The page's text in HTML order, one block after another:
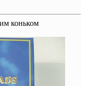
коньком